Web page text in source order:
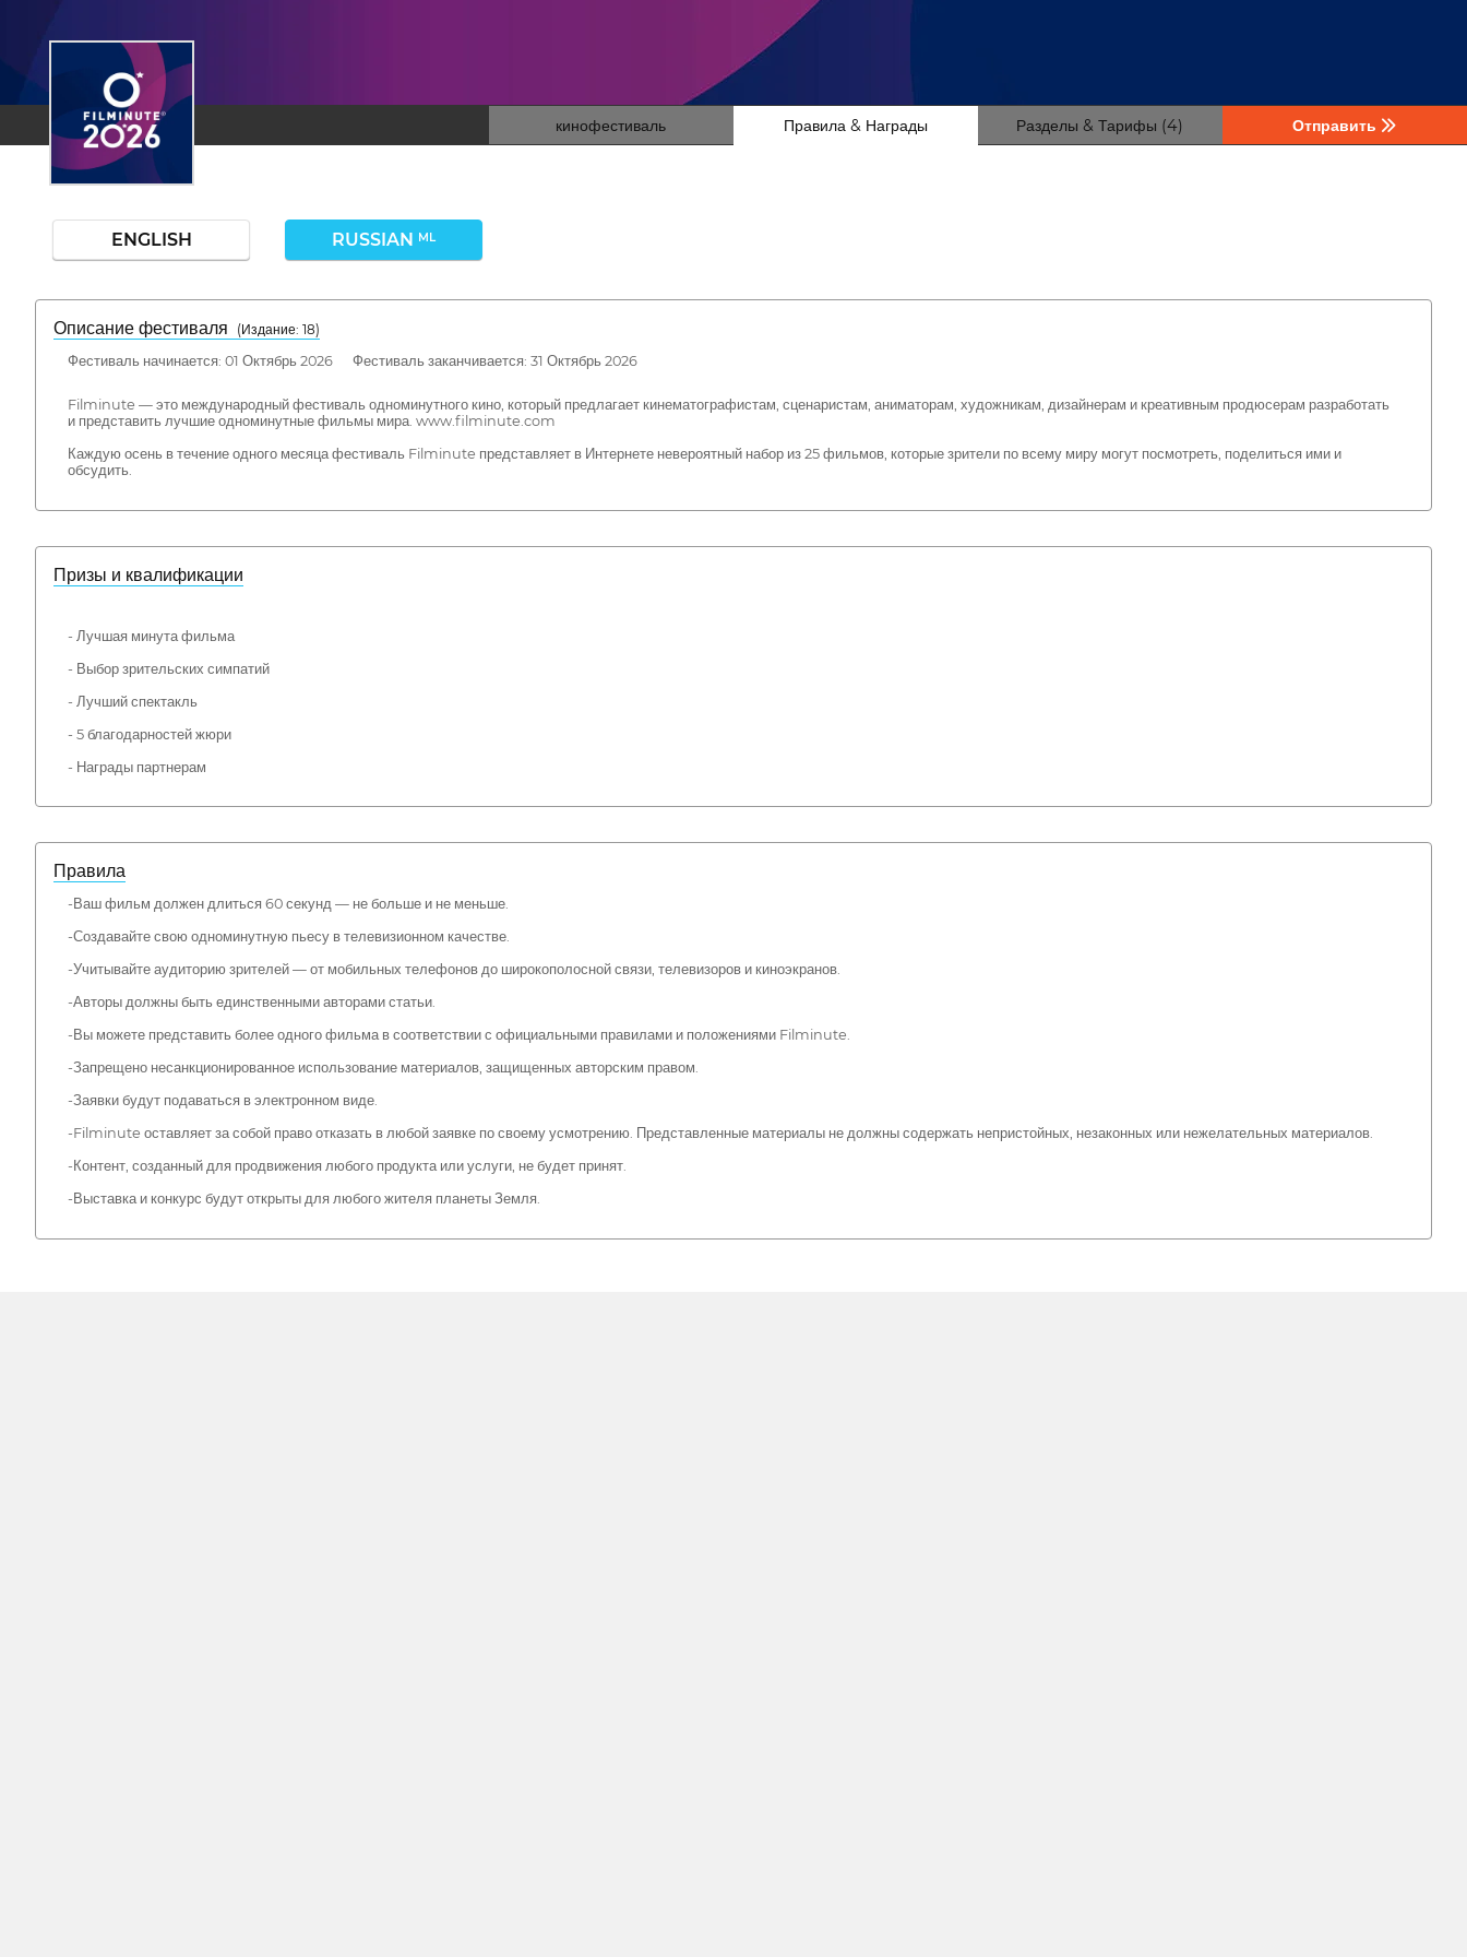
кинофестиваль Правила & Награды Разделы & Тарифы (4) Отправить
ENGLISH RUSSIAN ML
Описание фестиваля
( Издание: 18)
Фестиваль начинается: 01 Октябрь 2026 Фестиваль заканчивается: 31 Октябрь 2026
Filminute — это международный фестиваль одноминутного кино, который предлагает кинематографистам, сценаристам, аниматорам, художникам, дизайнерам и креативным продюсерам разработать
и представить лучшие одноминутные фильмы мира. www.filminute.com
Каждую осень в течение одного месяца фестиваль Filminute представляет в Интернете невероятный набор из 25 фильмов, которые зрители по всему миру могут посмотреть, поделиться ими и
обсудить.
Призы и квалификации
- Лучшая минута фильма
- Выбор зрительских симпатий
- Лучший спектакль
- 5 благодарностей жюри
- Награды партнерам
Правила
-Ваш фильм должен длиться 60 секунд — не больше и не меньше.
-Создавайте свою одноминутную пьесу в телевизионном качестве.
-Учитывайте аудиторию зрителей — от мобильных телефонов до широкополосной связи, телевизоров и киноэкранов.
-Авторы должны быть единственными авторами статьи.
-Вы можете представить более одного фильма в соответствии с официальными правилами и положениями Filminute.
-Запрещено несанкционированное использование материалов, защищенных авторским правом.
-Заявки будут подаваться в электронном виде.
-Filminute оставляет за собой право отказать в любой заявке по своему усмотрению. Представленные материалы не должны содержать непристойных, незаконных или нежелательных материалов.
-Контент, созданный для продвижения любого продукта или услуги, не будет принят.
-Выставка и конкурс будут открыты для любого жителя планеты Земля.